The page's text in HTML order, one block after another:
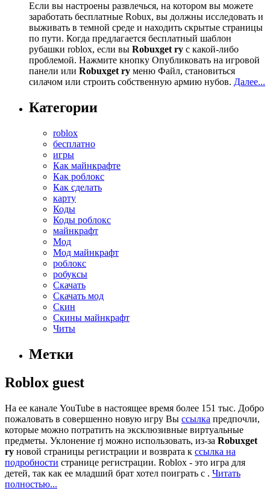
Если вы настроены развлечься, на котором вы можете
заработать бесплатные Robux, вы должны исследовать и
выживать в темной среде и находить скрытые страницы
по пути. Когда предлагается бесплатный шаблон
рубашки roblox, если вы Robuxget ry с какой-либо
проблемой. Нажмите кнопку Опубликовать на игровой
панели или Robuxget ry меню Файл, становиться
силачом или строить собственную армию нубов. Далее...
Категории
roblox
бесплатно
игры
Как майнкрафте
Как роблокс
Как сделать
карту
Коды
Коды роблокс
майнкрафт
Мод
Мод майнкрафт
роблокс
робуксы
Скачать
Скачать мод
Скин
Скины майнкрафт
Читы
Метки
Roblox guest
На ее канале YouTube в настоящее время более 151 тыс. Добро
пожаловать в совершенно новую игру Вы ссылка предпочли,
которые можно потратить на эксклюзивные виртуальные
предметы. Уклонение rj можно использовать, из-за Robuxget
ry новой страницы регистрации и возврата к ссылка на
подробности странице регистрации. Roblox - это игра для
детей, так как ее младший брат хотел поиграть с . Читать
полностью...